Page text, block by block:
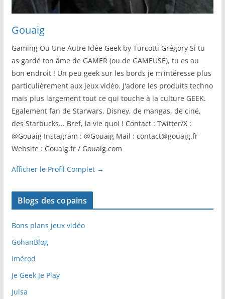
Gouaig
Gaming Ou Une Autre Idée Geek by Turcotti Grégory Si tu
as gardé ton âme de GAMER (ou de GAMEUSE), tu es au
bon endroit ! Un peu geek sur les bords je m'intéresse plus
particulièrement aux jeux vidéo. J'adore les produits techno
mais plus largement tout ce qui touche à la culture GEEK.
Egalement fan de Starwars, Disney, de mangas, de ciné,
des Starbucks... Bref, la vie quoi ! Contact : Twitter/X :
@Gouaig Instagram : @Gouaig Mail : contact@gouaig.fr
Website : Gouaig.fr / Gouaig.com
Afficher le Profil Complet →
Blogs des copains
Bons plans jeux vidéo
GohanBlog
Imérod
Je Geek Je Play
Julsa